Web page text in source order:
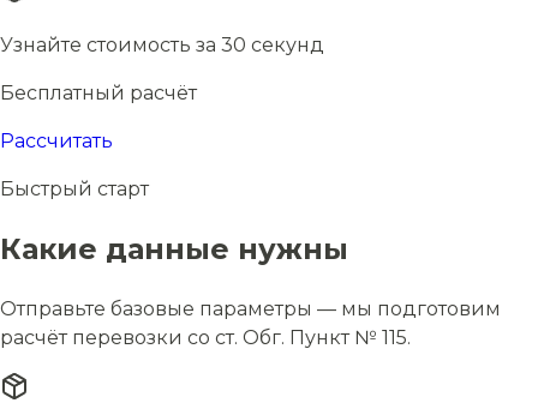
Узнайте стоимость за 30 секунд
Бесплатный расчёт
Рассчитать
Быстрый старт
Какие данные нужны
Отправьте базовые параметры — мы подготовим
расчёт перевозки со ст. Обг. Пункт № 115.